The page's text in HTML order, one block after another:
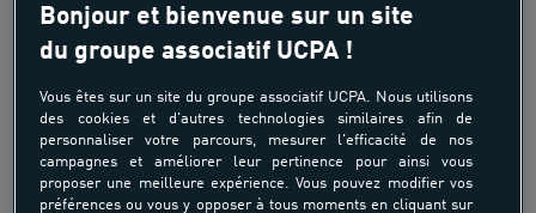
Partager
Bonjour et bienvenue sur un site
du groupe associatif UCPA !
Vous êtes sur un site du groupe associatif UCPA. Nous utilisons
des cookies et d'autres technologies similaires afin de
personnaliser votre parcours, mesurer l'efficacité de nos
campagnes et améliorer leur pertinence pour ainsi vous
proposer une meilleure expérience. Vous pouvez modifier vos
préférences ou vous y opposer à tous moments en cliquant sur